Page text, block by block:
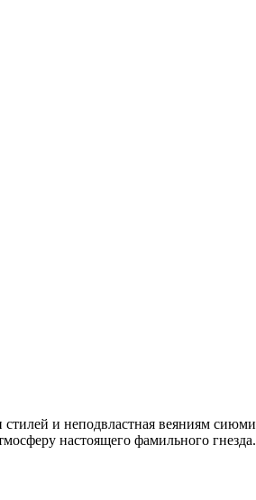
и неподвластная веяниям
настоящего фамильного